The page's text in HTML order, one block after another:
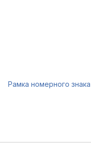
Рамка номерного